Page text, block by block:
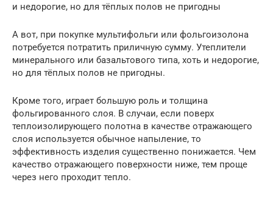
и недорогие, но для тёплых полов не пригодны
А вот, при покупке мультифольги или фольгоизолона
потребуется потратить приличную сумму. Утеплители
минерального или базальтового типа, хоть и недорогие,
но для тёплых полов не пригодны.
Кроме того, играет большую роль и толщина
фольгированного слоя. В случаи, если поверх
теплоизолирующего полотна в качестве отражающего
слоя используется обычное напыление, то
эффективность изделия существенно понижается. Чем
качество отражающего поверхности ниже, тем проще
через него проходит тепло.